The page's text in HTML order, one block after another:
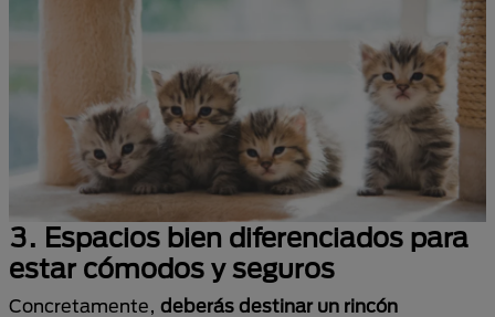
3. Espacios bien diferenciados para
estar cómodos y seguros
Concretamente, deberás destinar un rincón